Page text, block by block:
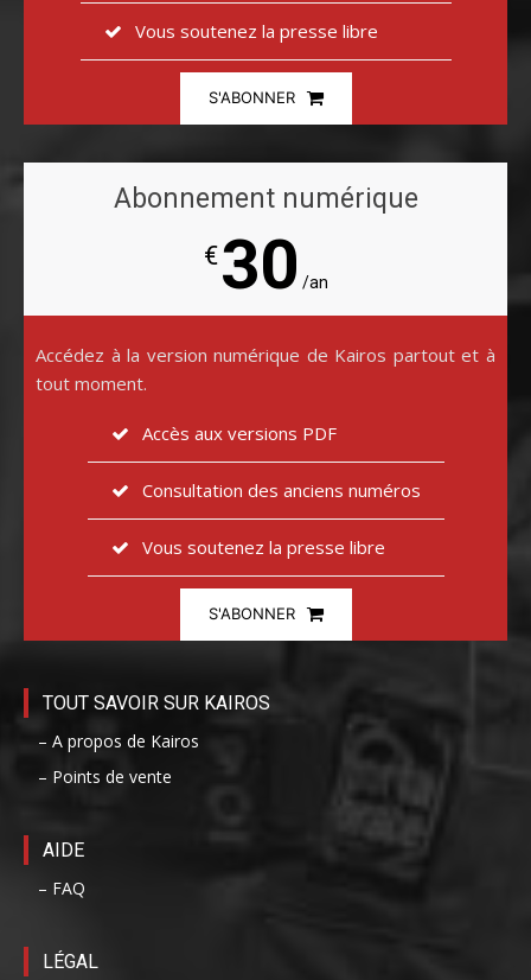
Vous soutenez la presse libre
S'ABONNER
Abonnement numérique
€30 /an
Accédez à la version numérique de Kairos partout et à
tout moment.
Accès aux versions PDF
Consultation des anciens numéros
Vous soutenez la presse libre
S'ABONNER
TOUT SAVOIR SUR KAIROS
– A propos de Kairos
– Points de vente
AIDE
– FAQ
LÉGAL